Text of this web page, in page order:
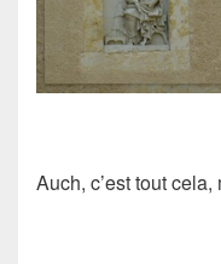
Auch, c’est tout